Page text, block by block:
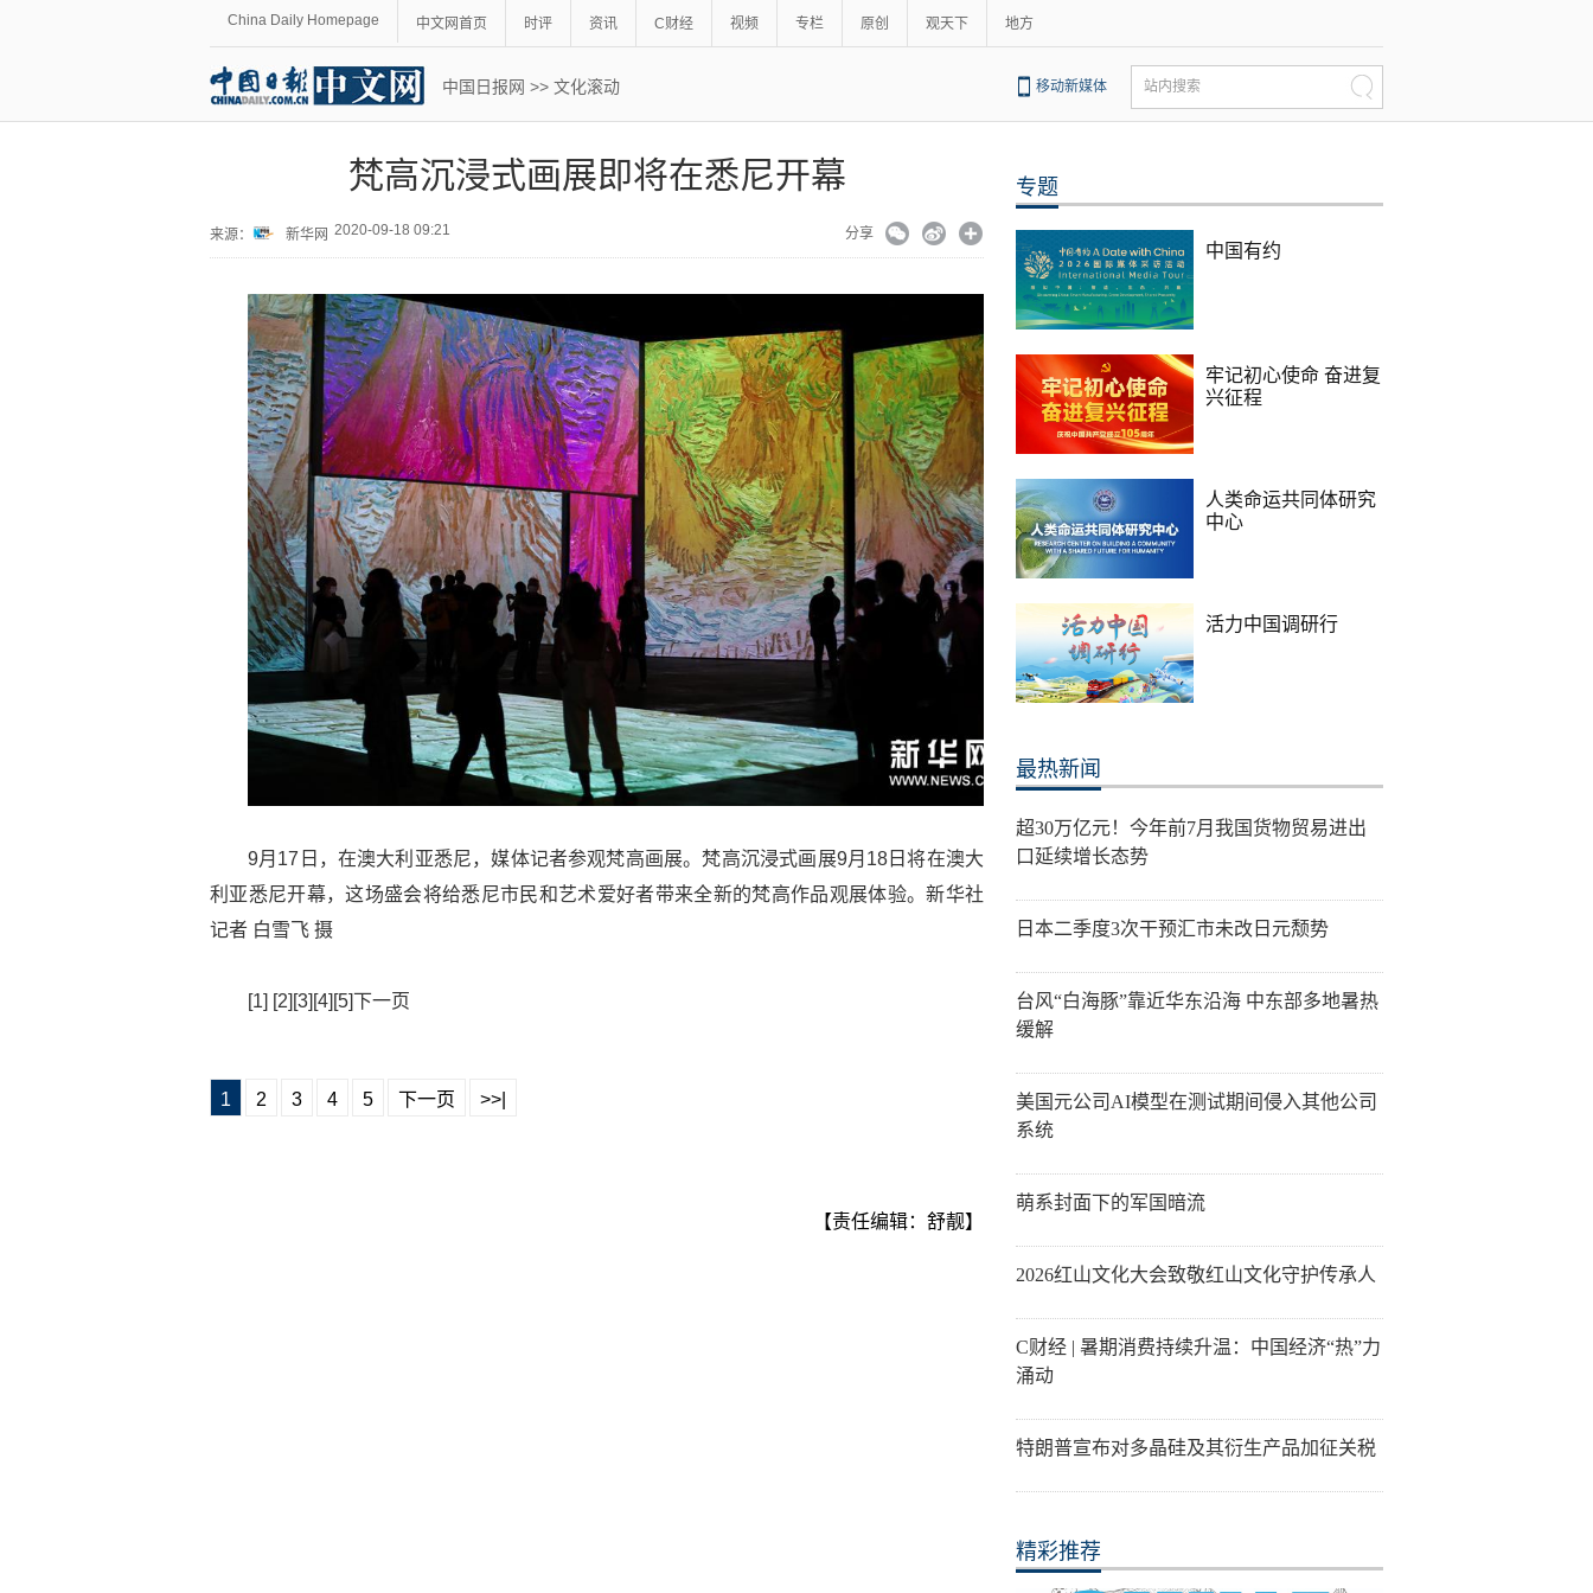
China Daily Homepage 中文网首页 时评 资讯 C财经 视频 专栏 原创 观天下 地方
中国日报网 >> 文化滚动 移动新媒体 站内搜索
梵高沉浸式画展即将在悉尼开幕
来源： 新华网 2020-09-18 09:21 分享
9月17日，在澳大利亚悉尼，媒体记者参观梵高画展。梵高沉浸式画展9月18日将在澳大
利亚悉尼开幕，这场盛会将给悉尼市民和艺术爱好者带来全新的梵高作品观展体验。新华社
记者 白雪飞 摄
[1] [2][3][4][5]下一页
1 2 3 4 5 下一页 >>|
【责任编辑：舒靓】
专题
中国有约
牢记初心使命 奋进复
兴征程
人类命运共同体研究
中心
活力中国调研行
最热新闻
超30万亿元！今年前7月我国货物贸易进出
口延续增长态势
日本二季度3次干预汇市未改日元颓势
台风“白海豚”靠近华东沿海 中东部多地暑热
缓解
美国元公司AI模型在测试期间侵入其他公司
系统
萌系封面下的军国暗流
2026红山文化大会致敬红山文化守护传承人
C财经 | 暑期消费持续升温：中国经济“热”力
涌动
特朗普宣布对多晶硅及其衍生产品加征关税
精彩推荐